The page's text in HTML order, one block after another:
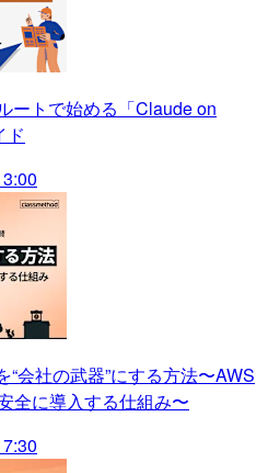
ートで始める「Claude on
ド
“会社の武器”にする方法〜AWS
全に導入する仕組み〜